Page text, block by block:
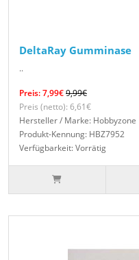
DeltaRay Gumminase
..
Preis: 7,99€9,99€
Preis (netto): 6,61€
Hersteller / Marke: Hobbyzone
Produkt-Kennung: HBZ7952
Verfügbarkeit: Vorrätig